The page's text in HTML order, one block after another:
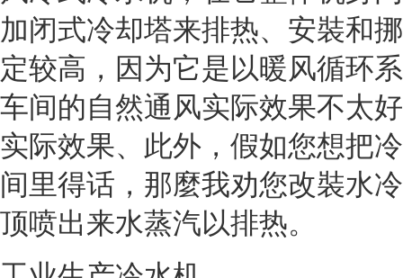
加闭式冷却塔来排热、安裝和
定较高，因为它是以暖风循环
车间的自然通风实际效果不太
实际效果、此外，假如您想把
间里得话，那麼我劝您改裝水
顶喷出来水蒸汽以排热。